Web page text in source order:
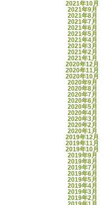
2021年10月
2021年9月
2021年8月
2021年7月
2021年6月
2021年5月
2021年4月
2021年3月
2021年2月
2021年1月
2020年12月
2020年11月
2020年10月
2020年9月
2020年8月
2020年7月
2020年6月
2020年5月
2020年4月
2020年3月
2020年2月
2020年1月
2019年12月
2019年11月
2019年10月
2019年9月
2019年8月
2019年7月
2019年6月
2019年5月
2019年4月
2019年3月
2019年2月